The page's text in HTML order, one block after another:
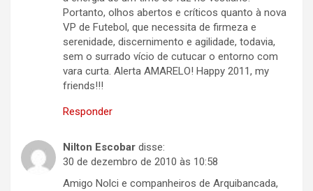
Portanto, olhos abertos e críticos quanto à nova
VP de Futebol, que necessita de firmeza e
serenidade, discernimento e agilidade, todavia,
sem o surrado vício de cutucar o entorno com
vara curta. Alerta AMARELO! Happy 2011, my
friends!!!
Responder
Nilton Escobar disse:
30 de dezembro de 2010 às 10:58
Amigo Nolci e companheiros de Arquibancada,